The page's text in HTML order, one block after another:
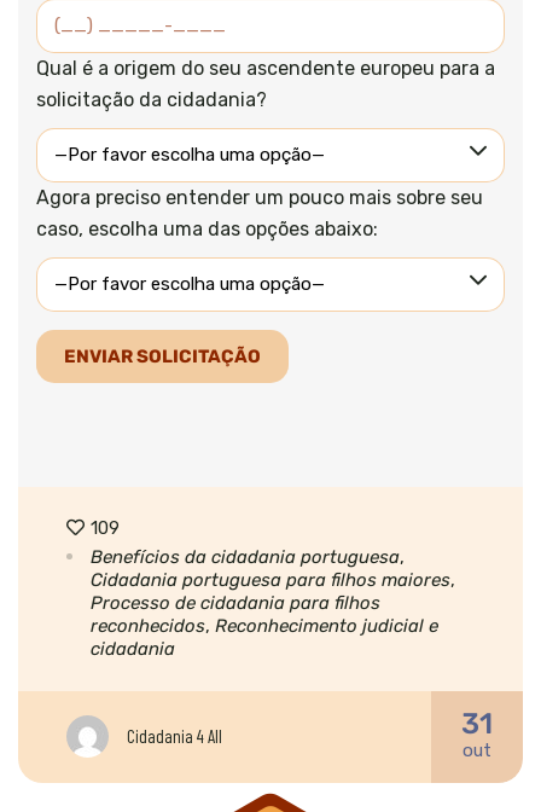
Qual é a origem do seu ascendente europeu para a
solicitação da cidadania?
Agora preciso entender um pouco mais sobre seu
caso, escolha uma das opções abaixo:
109
Benefícios da cidadania portuguesa,
Cidadania portuguesa para filhos maiores,
Processo de cidadania para filhos
reconhecidos, Reconhecimento judicial e
cidadania
Cidadania 4 All 31
out